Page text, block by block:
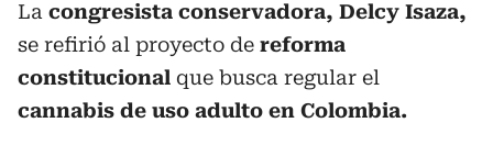
La congresista conservadora, Delcy Isaza,
se refirió al proyecto de reforma
constitucional que busca regular el
cannabis de uso adulto en Colombia.